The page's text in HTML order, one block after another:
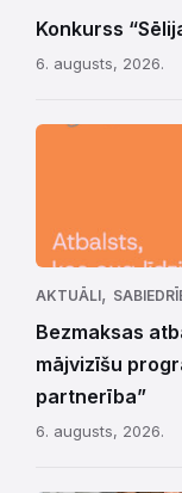
Konkurss
6. augusts, 2026.
AKTUĀLI,
Bezmaksas
mājvizīšu
partnerība”
6. augusts, 2026.